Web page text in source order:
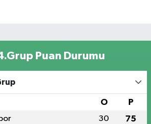
Puan Durumu
O P
30 75